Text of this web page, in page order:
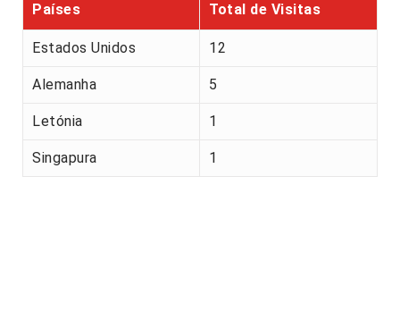
Países
Total de Visitas
Estados Unidos 12
Alemanha 5
Letónia 1
Singapura 1